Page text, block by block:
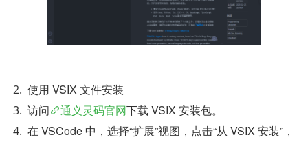
使用 VSIX 文件安装
访问
通义灵码官网下载 VSIX 安装包。
在 VSCode 中，选择“扩展”视图，点击“从 VSIX 安装”，